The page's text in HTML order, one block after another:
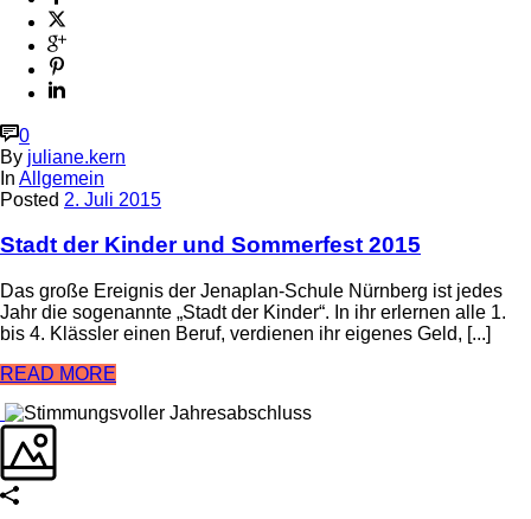
0
By juliane.kern
In Allgemein
Posted 2. Juli 2015
Stadt der Kinder und Sommerfest 2015
Das große Ereignis der Jenaplan-Schule Nürnberg ist jedes
Jahr die sogenannte „Stadt der Kinder“. In ihr erlernen alle 1.
bis 4. Klässler einen Beruf, verdienen ihr eigenes Geld, [...]
READ MORE